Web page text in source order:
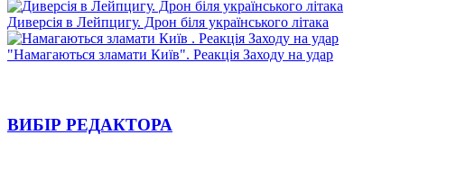
Диверсія в Лейпцигу. Дрон біля українського літака
"Намагаються зламати Київ". Реакція Заходу на удар
ВИБІР РЕДАКТОРА